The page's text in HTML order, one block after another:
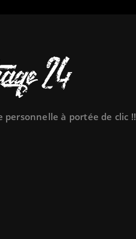
personnelle à portée de clic !!